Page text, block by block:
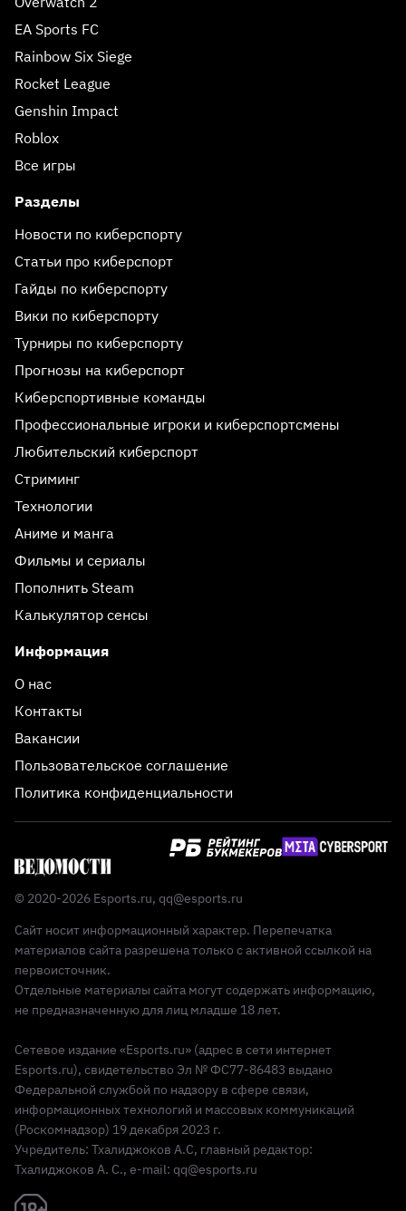
EA Sports FC
Rainbow Six Siege
Rocket League
Genshin Impact
Roblox
Все игры
Разделы
Новости по киберспорту
Статьи про киберспорт
Гайды по киберспорту
Вики по киберспорту
Турниры по киберспорту
Прогнозы на киберспорт
Киберспортивные команды
Профессиональные игроки и киберспортсмены
Любительский киберспорт
Стриминг
Технологии
Аниме и манга
Фильмы и сериалы
Пополнить Steam
Калькулятор сенсы
Информация
О нас
Контакты
Вакансии
Пользовательское соглашение
Политика конфиденциальности
© 2020-2026 Esports.ru, qq@esports.ru
Сайт носит информационный характер. Перепечатка
материалов сайта разрешена только с активной ссылкой на
первоисточник.
Отдельные материалы сайта могут содержать информацию,
не предназначенную для лиц младше 18 лет.
Сетевое издание «Esports.ru» (адрес в сети интернет
Esports.ru), свидетельство Эл № ФС77-86483 выдано
Федеральной службой по надзору в сфере связи,
информационных технологий и массовых коммуникаций
(Роскомнадзор) 19 декабря 2023 г.
Учредитель: Тхалиджоков А.С, главный редактор:
Тхалиджоков А. С., e-mail: qq@esports.ru